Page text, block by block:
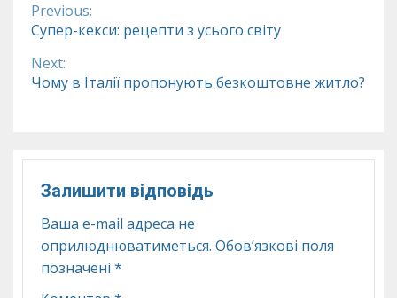
Continue
Reading
Previous:
Супер-кекси: рецепти з усього світу
Next:
Чому в Італії пропонують безкоштовне житло?
Залишити відповідь
Ваша e-mail адреса не
оприлюднюватиметься. Обов’язкові поля
позначені *